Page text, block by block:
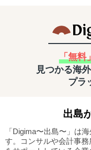
「無料」
見つかる海
プラ
出島
「Digima〜出島〜」は
す。
コンサルや会計事